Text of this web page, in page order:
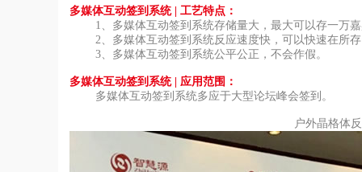
多媒体互动签到系统| 工艺特点：
1、多媒体互动签到系统存储量大，最大可以存一万嘉
2、多媒体互动签到系统反应速度快，可以快速在所存
3、多媒体互动签到系统公平公正，不会作假。
多媒体互动签到系统| 应用范围：
多媒体互动签到系统多应于大型论坛峰会签到。
户外晶格体